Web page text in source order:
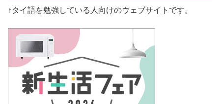
↑タイ語を勉強している人向けのウェブサイトです。